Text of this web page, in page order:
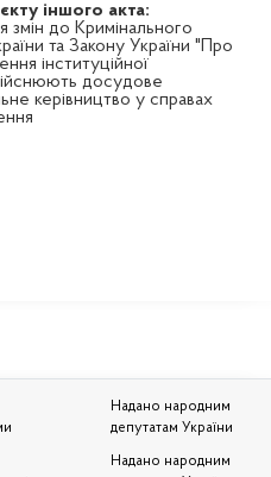
іншого акта:
змін до Кримінального
та Закону України "Про
інституційної
досудове
керівництво у справах
Надано народним
депутатам України
Надано народним